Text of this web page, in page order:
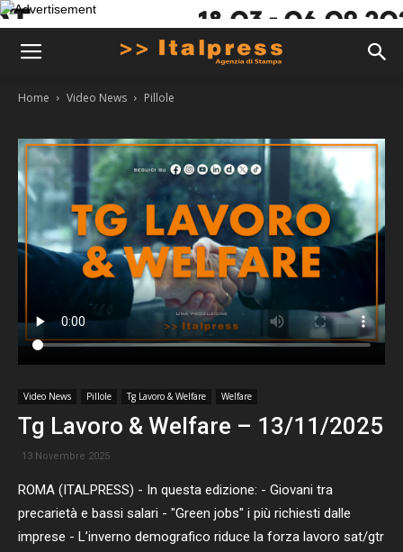
Home Video News Pillole
Video News Pillole Tg Lavoro & Welfare Welfare
Tg Lavoro & Welfare – 13/11/2025
13 Novembre 2025
ROMA (ITALPRESS) - In questa edizione: - Giovani tra
precarietà e bassi salari - "Green jobs" i più richiesti dalle
imprese - L’inverno demografico riduce la forza lavoro sat/gtr